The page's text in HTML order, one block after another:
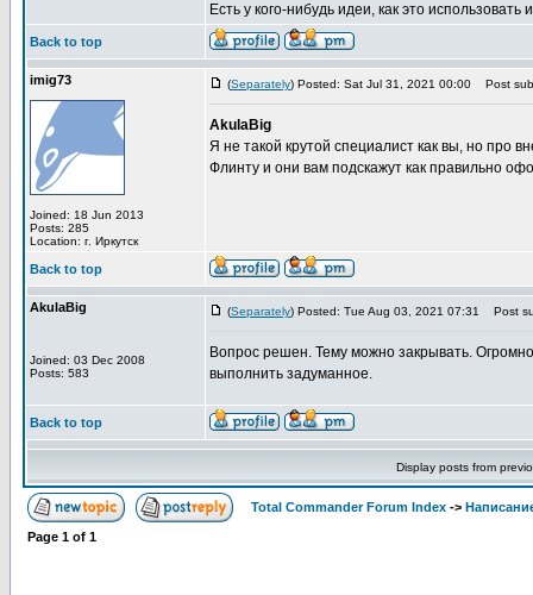
Есть у кого-нибудь идеи, как это
Back to top
imig73
Joined: 18 Jun 2013
Posts: 285
Location: г. Иркутск
(Separately) Posted: Sat Jul 31, 2021 00:00 Post
AkulaBig
Я не такой крутой специалист как вы, но про
Флинту и они вам подскажут как правильно
Back to top
AkulaBig
Joined: 03 Dec 2008
Posts: 583
(Separately) Posted: Tue Aug 03, 2021 07:31 Post
Вопрос решен. Тему можно закрывать.
выполнить задуманное.
Back to top
Display posts from
Total Commander Forum Index ->
Page 1 of 1